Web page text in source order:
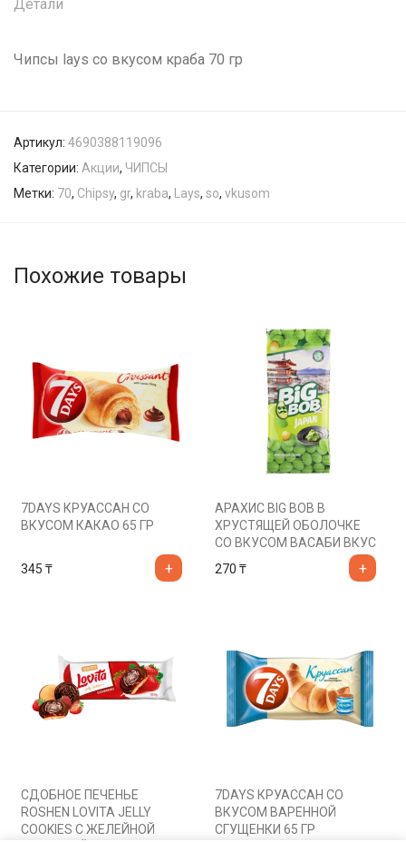
Детали
Чипсы lays со вкусом краба 70 гр
Артикул: 4690388119096
Категории: Акции, ЧИПСЫ
Метки: 70, Chipsy, gr, kraba, Lays, so, vkusom
Похожие товары
7DAYS КРУАССАН СО
ВКУСОМ КАКАО 65 ГР
345 ₸
АРАХИС BIG BOB В
ХРУСТЯЩЕЙ ОБОЛОЧКЕ
СО ВКУСОМ ВАСАБИ ВКУС
270 ₸
СДОБНОЕ ПЕЧЕНЬЕ
ROSHEN LOVITA JELLY
COOKIES С ЖЕЛЕЙНОЙ
7DAYS КРУАССАН СО
ВКУСОМ ВАРЕННОЙ
СГУЩЕНКИ 65 ГР